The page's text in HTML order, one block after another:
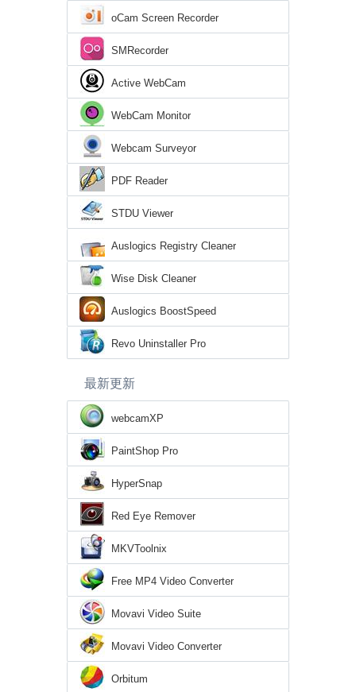
oCam Screen Recorder
SMRecorder
Active WebCam
WebCam Monitor
Webcam Surveyor
PDF Reader
STDU Viewer
Auslogics Registry Cleaner
Wise Disk Cleaner
Auslogics BoostSpeed
Revo Uninstaller Pro
最新更新
webcamXP
PaintShop Pro
HyperSnap
Red Eye Remover
MKVToolnix
Free MP4 Video Converter
Movavi Video Suite
Movavi Video Converter
Orbitum